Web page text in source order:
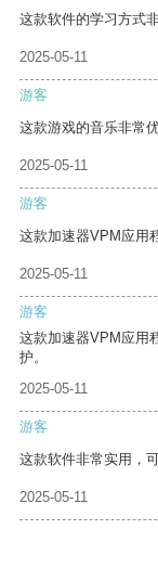
这款软件的学习方式
2025-05-11
游客
这款游戏的音乐非常
2025-05-11
游客
这款加速器VPM应用
2025-05-11
游客
这款加速器VPM应用
护。
2025-05-11
游客
这款软件非常实用，
2025-05-11